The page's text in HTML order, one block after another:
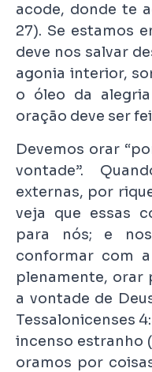
acode, donde te
27). Se estamos
deve nos salvar
agonia interior,
o óleo da
oração deve ser
Devemos orar
vontade”.
externas, por
veja que essas
para nós; e
conformar com
plenamente, orar
a vontade de
Tessalonicenses
incenso estranho
oramos por